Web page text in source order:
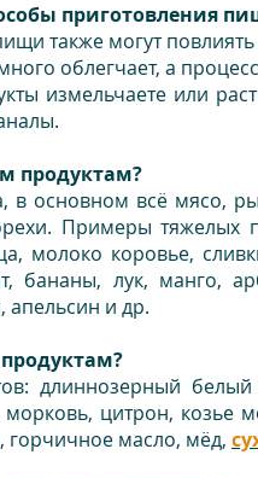
приготовления
также могут повлиять
облегчает, а
измельчаете или
продуктам?
в основном всё мясо,
Примеры тяжелых
молоко коровье,
бананы, лук, манго,
и др.
длиннозерный
цитрон, козье
горчичное масло, мёд,